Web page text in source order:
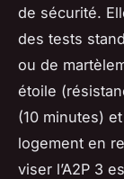
de sécurité.
des tests
ou de
étoile
(10 minutes)
logement en
viser l’A2P 3